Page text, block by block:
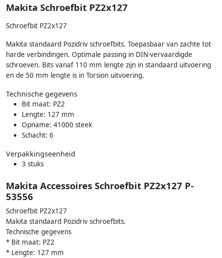
Makita Schroefbit PZ2x127
Schroefbit PZ2x127
Makita standaard Pozidriv schroefbits. Toepasbaar van zachte tot
harde verbindingen. Optimale passing in DIN-vervaardigde
schroeven. Bits vanaf 110 mm lengte zijn in standaard uitvoering
en de 50 mm lengte is in Torsion uitvoering.
Technische gegevens
Bit maat: PZ2
Lengte: 127 mm
Opname: 41000 steek
Schacht: 6
Verpakkingseenheid
3 stuks
Makita Accessoires Schroefbit PZ2x127 P-
53556
Schroefbit PZ2x127
Makita standaard Pozidriv schroefbits.
Technische gegevens
* Bit maat: PZ2
* Lengte: 127 mm